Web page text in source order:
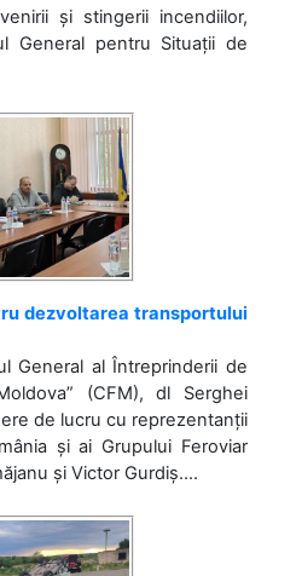
și stingerii incendiilor,
General pentru Situații de
dezvoltarea transportului
General al Întreprinderii de
(CFM), dl Serghei
de lucru cu reprezentanții
și ai Grupului Feroviar
și Victor Gurdiș....